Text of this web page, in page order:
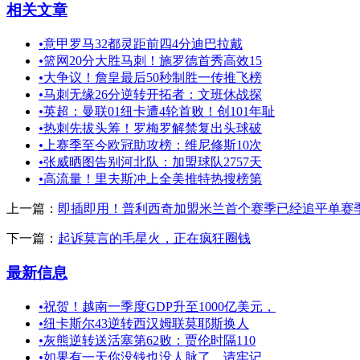
相关文章
•意甲罗马32都灵距前四4分迪巴拉戴
•篮网20分大胜马刺！施罗德首秀高效15
•大争议！詹皇最后50秒制胜一传推飞榜
•马刺无缘26分逆转开拓者：文班休战探
•英超：曼联01纽卡遭4轮首败！创101年耻
•热刺先拔头筹！罗梅罗解禁复出头球破
• 上赛季至今欧冠助攻榜：维尼修斯10次
•张威晒图告别河北队：加盟球队2757天
•高流量！里夫斯冲上全美推特热搜榜第
上一篇： 即插即用！普利西奇加盟米兰首个赛季已经追平单赛
下一篇： 起诉莫言的毛星火，正在疯狂圈钱
最新信息
•祝贺！越南一季度GDP升至1000亿美元，
•纽卡斯尔43逆转西汉姆联莫耶斯换人
•灰熊逆转送活塞第62败：贾伦时隔110
•如果有一天你没钱也没人脉了，请牢记